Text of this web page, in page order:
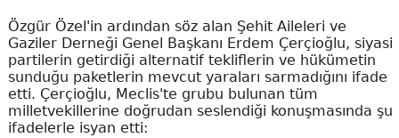
Özgür Özel'in ardından söz alan Şehit Aileleri ve
Gaziler Derneği Genel Başkanı Erdem Çerçioğlu, siyasi
partilerin getirdiği alternatif tekliflerin ve hükümetin
sunduğu paketlerin mevcut yaraları sarmadığını ifade
etti. Çerçioğlu, Meclis'te grubu bulunan tüm
milletvekillerine doğrudan seslendiği konuşmasında şu
ifadelerle isyan etti: